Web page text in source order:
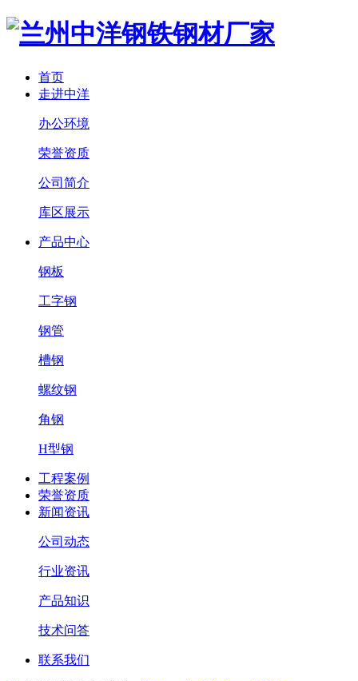
首页
走进中洋
办公环境
荣誉资质
公司简介
库区展示
产品中心
钢板
工字钢
钢管
槽钢
螺纹钢
角钢
H型钢
工程案例
荣誉资质
新闻资讯
公司动态
行业资讯
产品知识
技术问答
联系我们